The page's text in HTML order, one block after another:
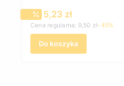
Cena promocyjna
5,23 zł
Cena regularna: 9,50 zł-45%
Do koszyka